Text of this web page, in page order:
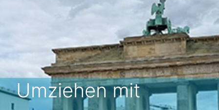
Umziehen mit